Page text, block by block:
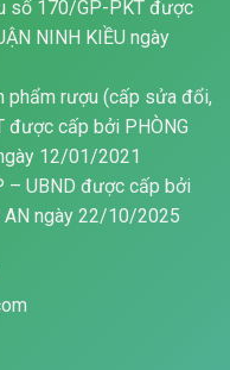
số 170/GP-PKT được
NINH KIỀU ngày
phẩm rượu (cấp sửa đổi,
cấp bởi PHÒNG
12/01/2021
– UBND được cấp bởi
AN ngày 22/10/2025